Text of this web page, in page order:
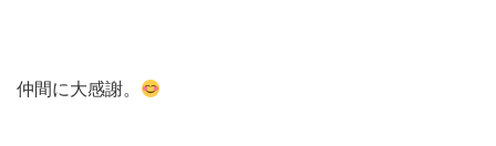
仲間に大感謝。